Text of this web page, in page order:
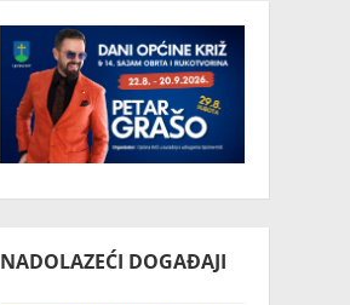
NADOLAZEĆI DOGAĐAJI